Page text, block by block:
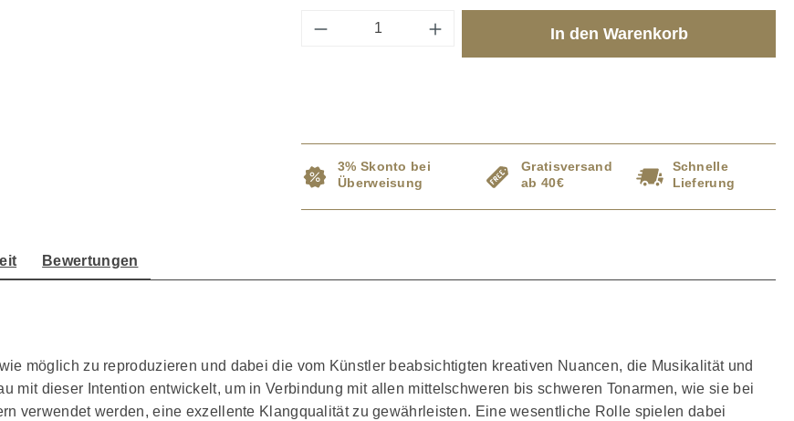
Produkt Anzahl: Gib den gewünschten Wert ein
In den Warenkorb
3% Skonto bei
Überweisung
Gratisversand
ab 40€
Schnelle
Lieferung
Bewertungen
möglich zu reproduzieren und dabei die vom Künstler beabsichtigten kreativen Nuancen, die Musikalität und
mit dieser Intention entwickelt, um in Verbindung mit allen mittelschweren bis schweren Tonarmen, wie sie bei
verwendet werden, eine exzellente Klangqualität zu gewährleisten. Eine wesentliche Rolle spielen dabei